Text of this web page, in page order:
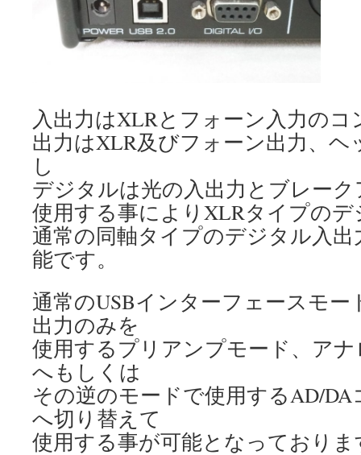
入出力はXLRとフォーン入力のコ
出力はXLR及びフォーン出力、ヘ
し
デジタルは光の入出力とブレー
使用する事によりXLRタイプの
通常の同軸タイプのデジタル入
能です。
通常のUSBインターフェースモ
出力のみを
使用するプリアンプモード、ア
へもしくは
その逆のモードで使用するAD/
へ切り替えて
使用する事が可能となっておりま